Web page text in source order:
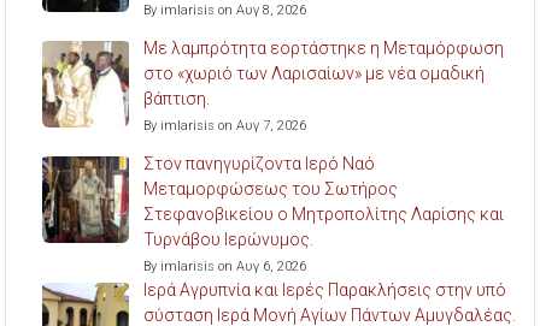
By imlarisis on Αυγ 8, 2026
Με λαμπρότητα εορτάστηκε η Μεταμόρφωση
στο «χωριό των Λαρισαίων» με νέα ομαδική
βάπτιση.
By imlarisis on Αυγ 7, 2026
Στον πανηγυρίζοντα Ιερό Ναό
Μεταμορφώσεως του Σωτήρος
Στεφανοβικείου ο Μητροπολίτης Λαρίσης και
Τυρνάβου Ιερώνυμος.
By imlarisis on Αυγ 6, 2026
Ιερά Αγρυπνία και Ιερές Παρακλήσεις στην υπό
σύσταση Ιερά Μονή Αγίων Πάντων Αμυγδαλέας.